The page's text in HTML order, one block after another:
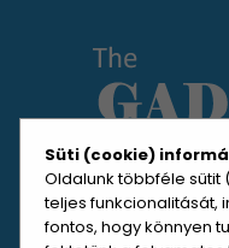
Süti (cookie)
Oldalunk többféle
teljes funkcionalitását,
fontos, hogy könnyen